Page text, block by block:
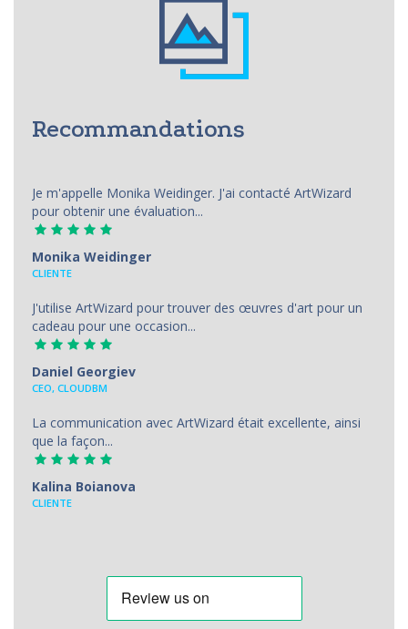
Recommandations
Je m'appelle Monika Weidinger. J'ai contacté ArtWizard
pour obtenir une évaluation...
Monika Weidinger
CLIENTE
J'utilise ArtWizard pour trouver des œuvres d'art pour un
cadeau pour une occasion...
Daniel Georgiev
CEO, CLOUDBM
La communication avec ArtWizard était excellente, ainsi
que la façon...
Kalina Boianova
CLIENTE